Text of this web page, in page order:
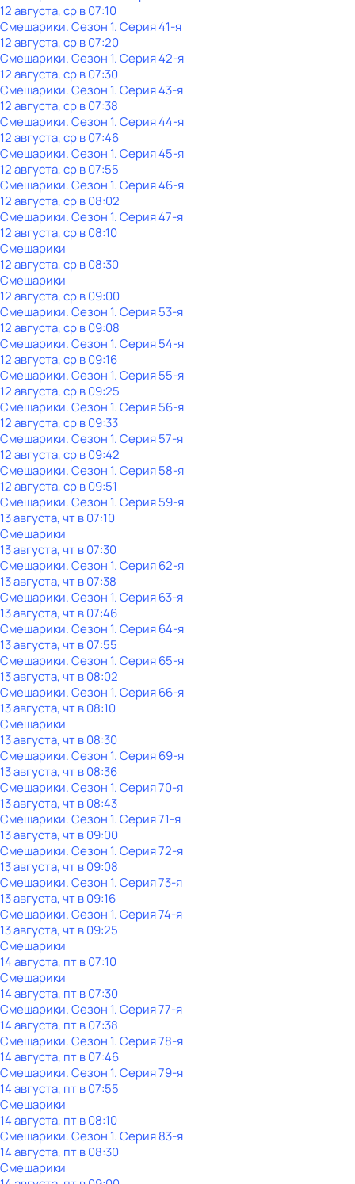
12 августа, ср в 07:10
Смешарики. Сезон 1. Серия 41-я
12 августа, ср в 07:20
Смешарики. Сезон 1. Серия 42-я
12 августа, ср в 07:30
Смешарики. Сезон 1. Серия 43-я
12 августа, ср в 07:38
Смешарики. Сезон 1. Серия 44-я
12 августа, ср в 07:46
Смешарики. Сезон 1. Серия 45-я
12 августа, ср в 07:55
Смешарики. Сезон 1. Серия 46-я
12 августа, ср в 08:02
Смешарики. Сезон 1. Серия 47-я
12 августа, ср в 08:10
Смешарики
12 августа, ср в 08:30
Смешарики
12 августа, ср в 09:00
Смешарики. Сезон 1. Серия 53-я
12 августа, ср в 09:08
Смешарики. Сезон 1. Серия 54-я
12 августа, ср в 09:16
Смешарики. Сезон 1. Серия 55-я
12 августа, ср в 09:25
Смешарики. Сезон 1. Серия 56-я
12 августа, ср в 09:33
Смешарики. Сезон 1. Серия 57-я
12 августа, ср в 09:42
Смешарики. Сезон 1. Серия 58-я
12 августа, ср в 09:51
Смешарики. Сезон 1. Серия 59-я
13 августа, чт в 07:10
Смешарики
13 августа, чт в 07:30
Смешарики. Сезон 1. Серия 62-я
13 августа, чт в 07:38
Смешарики. Сезон 1. Серия 63-я
13 августа, чт в 07:46
Смешарики. Сезон 1. Серия 64-я
13 августа, чт в 07:55
Смешарики. Сезон 1. Серия 65-я
13 августа, чт в 08:02
Смешарики. Сезон 1. Серия 66-я
13 августа, чт в 08:10
Смешарики
13 августа, чт в 08:30
Смешарики. Сезон 1. Серия 69-я
13 августа, чт в 08:36
Смешарики. Сезон 1. Серия 70-я
13 августа, чт в 08:43
Смешарики. Сезон 1. Серия 71-я
13 августа, чт в 09:00
Смешарики. Сезон 1. Серия 72-я
13 августа, чт в 09:08
Смешарики. Сезон 1. Серия 73-я
13 августа, чт в 09:16
Смешарики. Сезон 1. Серия 74-я
13 августа, чт в 09:25
Смешарики
14 августа, пт в 07:10
Смешарики
14 августа, пт в 07:30
Смешарики. Сезон 1. Серия 77-я
14 августа, пт в 07:38
Смешарики. Сезон 1. Серия 78-я
14 августа, пт в 07:46
Смешарики. Сезон 1. Серия 79-я
14 августа, пт в 07:55
Смешарики
14 августа, пт в 08:10
Смешарики. Сезон 1. Серия 83-я
14 августа, пт в 08:30
Смешарики